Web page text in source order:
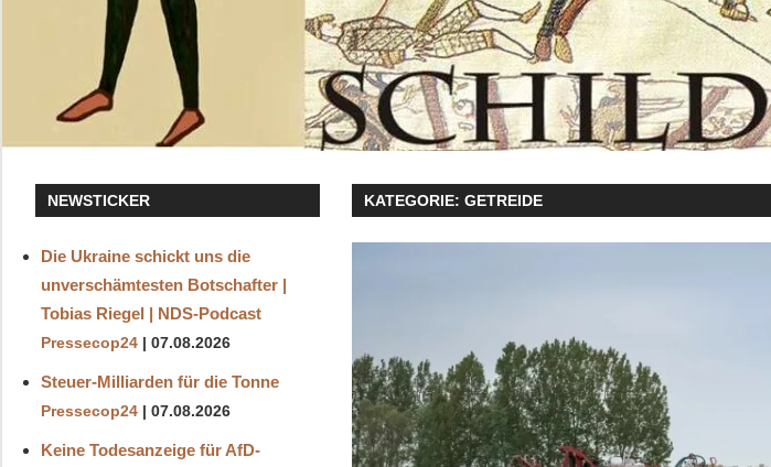
KATEGORIE:GETREIDE
NEWSTICKER
Die Ukraine schickt uns die
unverschämtesten Botschafter |
Tobias Riegel | NDS-Podcast
Pressecop24 07.08.2026
Steuer-Milliarden für die Tonne
Pressecop24 07.08.2026
Keine Todesanzeige für AfD-